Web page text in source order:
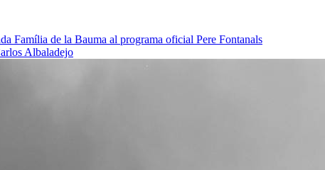
Família de la Bauma al programa oficial Pere Fontanals
Albaladejo